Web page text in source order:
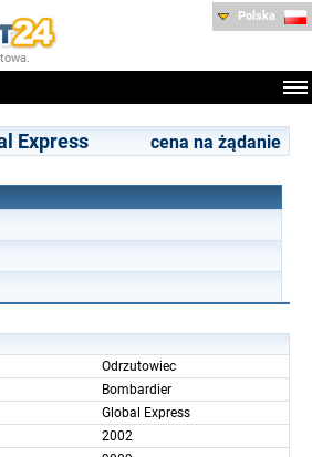
Polska
Express cena na żądanie
Odrzutowiec
Bombardier
Global Express
2002